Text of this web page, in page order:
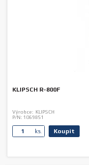
KLIPSCH R-800F
Výrobce: KLIPSCH
P/N: 1069851
ks. Koupit